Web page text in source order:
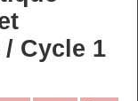
Cycle 1